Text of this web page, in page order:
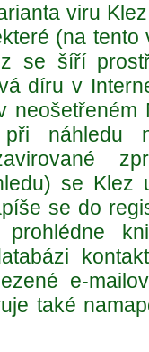
viru
(na
se šíří
díru v
neošetřeném
náhledu
se Klez
se do
e-
také